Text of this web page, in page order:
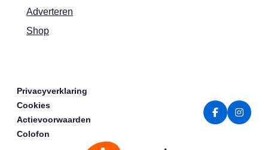
Adverteren
Shop
Privacyverklaring
Cookies
Actievoorwaarden
Colofon